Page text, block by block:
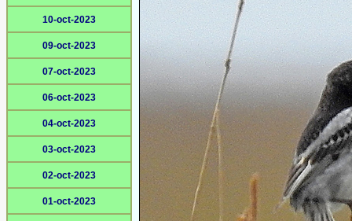
10-oct-2023
09-oct-2023
07-oct-2023
06-oct-2023
04-oct-2023
03-oct-2023
02-oct-2023
01-oct-2023